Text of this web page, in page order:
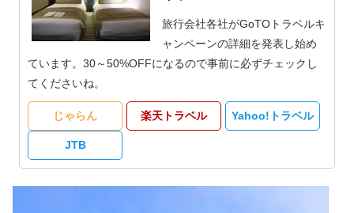
旅行会社各社がGoTOトラベルキ
ャンペーンの詳細を発表し始め
ています。30～50%OFFになるので事前に必ずチェックし
てくださいね。
じゃらん 楽天トラベル Yahoo!トラベル
JTB